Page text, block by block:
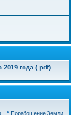
года (.pdf)
,
Порабощение Земли